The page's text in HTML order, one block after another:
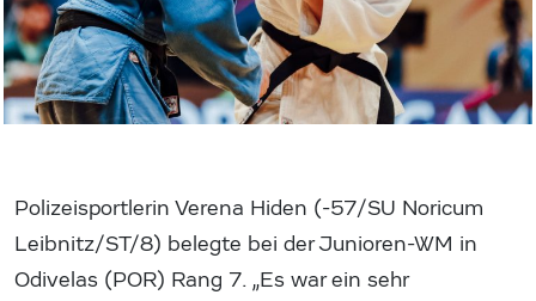
Polizeisportlerin Verena Hiden (-57/SU Noricum
Leibnitz/ST/8) belegte bei der Junioren-WM in
Odivelas (POR) Rang 7. „Es war ein sehr